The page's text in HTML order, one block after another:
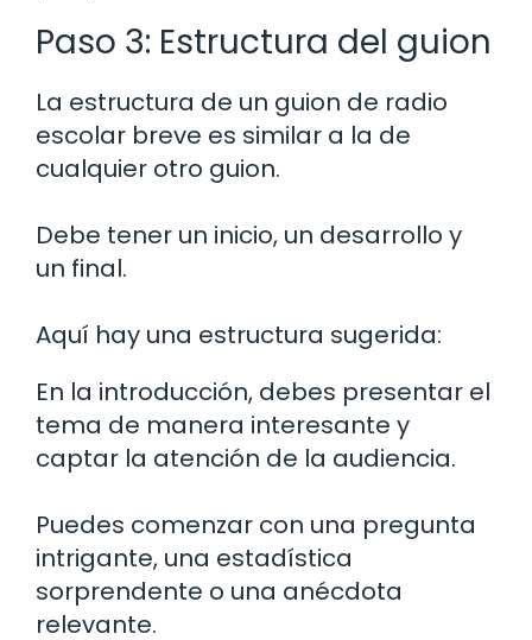
Paso 3: Estructura del guion
La estructura de un guion de radio
escolar breve es similar a la de
cualquier otro guion.
Debe tener un inicio, un desarrollo y
un final.
Aquí hay una estructura sugerida:
En la introducción, debes presentar el
tema de manera interesante y
captar la atención de la audiencia.
Puedes comenzar con una pregunta
intrigante, una estadística
sorprendente o una anécdota
relevante.